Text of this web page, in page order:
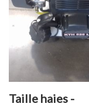
Taille haies -